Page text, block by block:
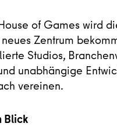
of Games wird
Zentrum
Studios,
unabhängige
vereinen.
Blick